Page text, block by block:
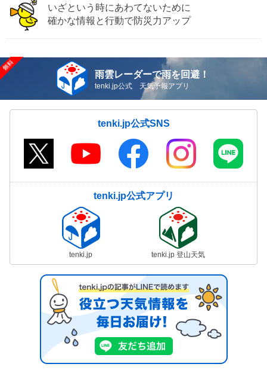
いざという時にあわてないために
確かな情報と行動で防災力アップ
雨雲レーダーで雨を回避！
tenki.jp公式 天気予報アプリ
tenki.jp公式SNS
tenki.jp公式アプリ
tenki.jp tenki.jp 登山天気